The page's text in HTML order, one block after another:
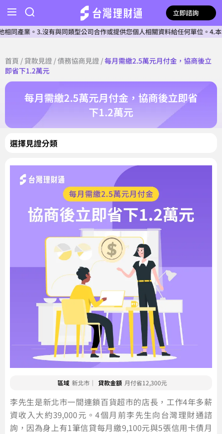
立即諮詢
。3.沒有與同類型公司合作或提供您個人相關資料給任何單位。4.本公
首頁 / 貸款見證 /債務協商見證 /每月需繳2.5萬元月付金，協商後立
即省下1.2萬元
每月需繳2.5萬元月付金，協商後立即省
下1.2萬元
選擇見證分類
區域 新北市｜ 貸款金額 月付省12,300元
李先生是新北市一間連鎖百貨超市的店長，工作4年多薪
資收入大約39,000元。4個月前李先生向台灣理財通諮
詢，因為身上有1筆信貸每月繳9,100元與5張信用卡債月